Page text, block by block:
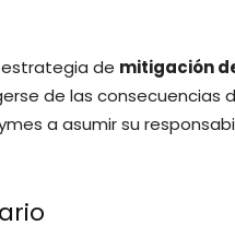
estrategia de mitigación
de las consecuencias
a asumir su